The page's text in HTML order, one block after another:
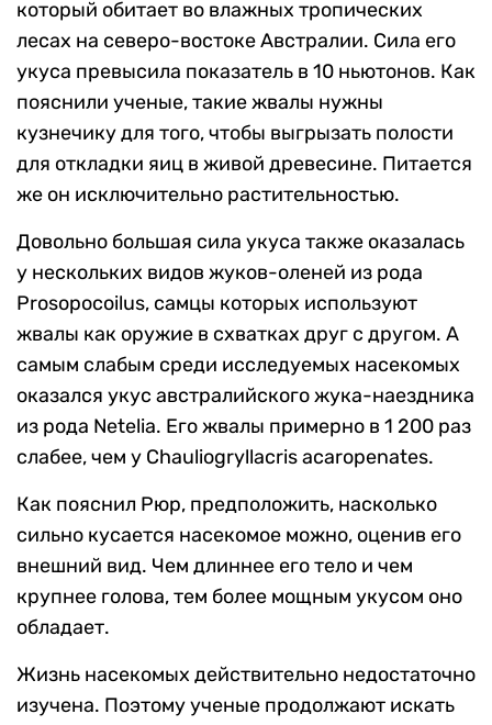
который обитает во влажных тропических
лесах на северо-востоке Австралии. Сила его
укуса превысила показатель в 10 ньютонов. Как
пояснили ученые, такие жвалы нужны
кузнечику для того, чтобы выгрызать полости
для откладки яиц в живой древесине. Питается
же он исключительно растительностью.
Довольно большая сила укуса также оказалась
у нескольких видов жуков-оленей из рода
Prosopocoilus, самцы которых используют
жвалы как оружие в схватках друг с другом. А
самым слабым среди исследуемых насекомых
оказался укус австралийского жука-наездника
из рода Netelia. Его жвалы примерно в 1 200 раз
слабее, чем у Chauliogryllacris acaropenates.
Как пояснил Рюр, предположить, насколько
сильно кусается насекомое можно, оценив его
внешний вид. Чем длиннее его тело и чем
крупнее голова, тем более мощным укусом оно
обладает.
Жизнь насекомых действительно недостаточно
изучена. Поэтому ученые продолжают искать